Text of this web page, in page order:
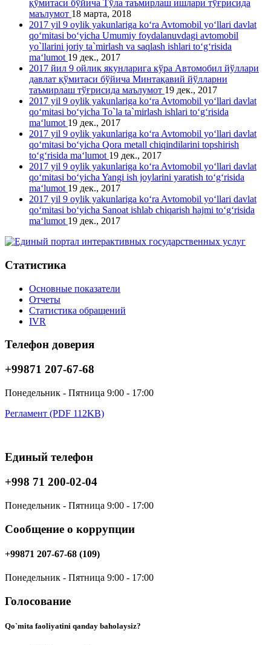
қўмитаси бўйича Тўла таъмирлаш ишлари тўғрисида
маълумот 18 марта, 2018
2017 yil 9 oylik yakunlariga ko‘ra Avtomobil yo‘llari davlat
qo‘mitasi bo‘yicha Umumiy foydalanuvdagi avtomobil
yo`llarini joriy ta`mirlash va saqlash ishlari to‘g‘risida
ma‘lumot 19 дек., 2017
2017 йил 9 ойлик якунларига кўра Автомобил йўллари
давлат қўмитаси бўйича Минтақавий йўлларни
таъмирлаш тўғрисида маълумот 19 дек., 2017
2017 yil 9 oylik yakunlariga ko‘ra Avtomobil yo‘llari davlat
qo‘mitasi bo‘yicha To`la ta`mirlash ishlari to‘g‘risida
ma‘lumot 19 дек., 2017
2017 yil 9 oylik yakunlariga ko‘ra Avtomobil yo‘llari davlat
qo‘mitasi bo‘yicha Qora metall chiqindilarini topshirish
to‘g‘risida ma‘lumot 19 дек., 2017
2017 yil 9 oylik yakunlariga ko‘ra Avtomobil yo‘llari davlat
qo‘mitasi bo‘yicha Yangi ish joylarini yaratish to‘g‘risida
ma‘lumot 19 дек., 2017
2017 yil 9 oylik yakunlariga ko‘ra Avtomobil yo‘llari davlat
qo‘mitasi bo‘yicha Sanoat ishlab chiqarish hajmi to‘g‘risida
ma‘lumot 19 дек., 2017
Статистика
Основные показатели
Отчеты
Статистика обращений
IVR
Телефон доверия
+99871 207-67-68
Понедельник - Пятница 9:00 - 17:00
Регламент (PDF 112KB)
Единый телефон
+998 71 200-02-04
Понедельник - Пятница 9:00 - 17:00
Сообщение о коррупции
+99871 207-67-68 (109)
Понедельник - Пятница 9:00 - 17:00
Голосование
Qo`mita faoliyatini qanday baholaysiz?